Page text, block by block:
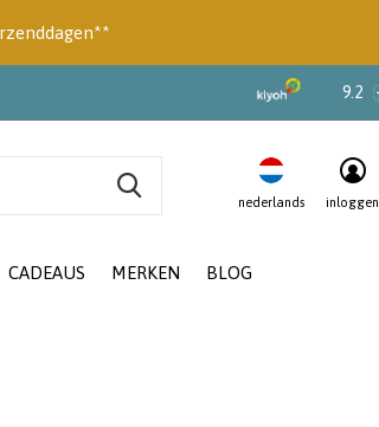
CADEAUS MERKEN BLOG
nederlands inloggen
9.2